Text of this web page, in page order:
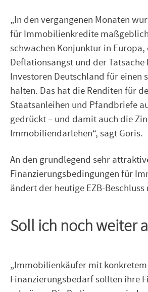
„In den vergangenen Monaten
für Immobilienkredite
schwachen Konjunktur in Europa,
Deflationsangst und der
Investoren Deutschland für einen
halten. Das hat die Renditen für
Staatsanleihen und Pfandbriefe
gedrückt – und damit auch die
Immobiliendarlehen“, sagt Goris.
An den grundlegend sehr
Finanzierungsbedingungen für
ändert der heutige EZB-Beschluss
Soll ich noch weiter
„Immobilienkäufer mit konkretem
Finanzierungsbedarf sollten ihre